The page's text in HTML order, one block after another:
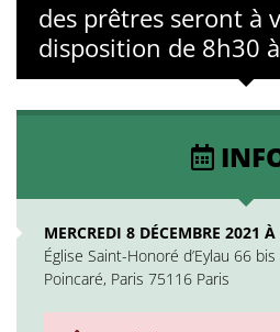
des prêtres seront à
disposition de 8h30
MERCREDI 8 DÉCEMBRE 2021
Église Saint-Honoré d’Eylau 66
Poincaré, Paris 75116 Paris